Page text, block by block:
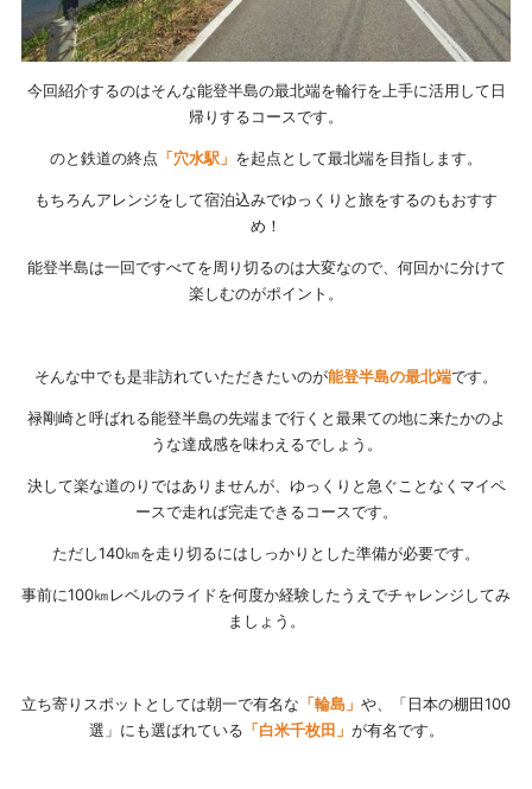
今回紹介するのはそんな能登半島の最北端を輪行を上手に活用して日
帰りするコースです。
のと鉄道の終点 「穴水駅」 を起点として最北端を目指します。
もちろんアレンジをして宿泊込みでゆっくりと旅をするのもおすす
め！
能登半島は一回ですべてを周り切るのは大変なので、何回かに分けて
楽しむのがポイント。
そんな中でも是非訪れていただきたいのが能登半島の最北端です。
禄剛崎と呼ばれる能登半島の先端まで行くと最果ての地に来たかのよ
うな達成感を味わえるでしょう。
決して楽な道のりではありませんが、ゆっくりと急ぐことなくマイペ
ースで走れば完走できるコースです。
ただし140㎞を走り切るにはしっかりとした準備が必要です。
事前に100㎞レベルのライドを何度か経験したうえでチャレンジしてみ
ましょう。
立ち寄りスポットとしては朝一で有名な 「輪島」 や、「日本の棚田100
選」にも選ばれている 「白米千枚田」 が有名です。